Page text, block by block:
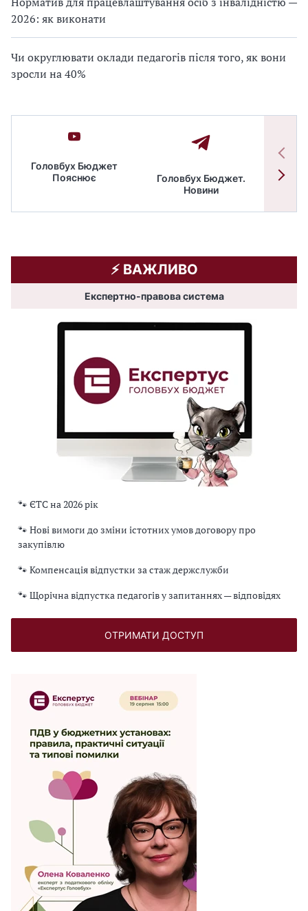
2026: як виконати
Чи округлювати оклади педагогів після того, як вони
зросли на 40%
Головбух Бюджет
Пояснює
Головбух Бюджет.
Новини
⚡️ ВАЖЛИВО
Експертно-правова система
🐾 ЄТС на 2026 рік
🐾 Нові вимоги до зміни істотних умов договору про
закупівлю
🐾 Компенсація відпустки за стаж держслужби
🐾 Щорічна відпустка педагогів у запитаннях — відповідях
ОТРИМАТИ ДОСТУП